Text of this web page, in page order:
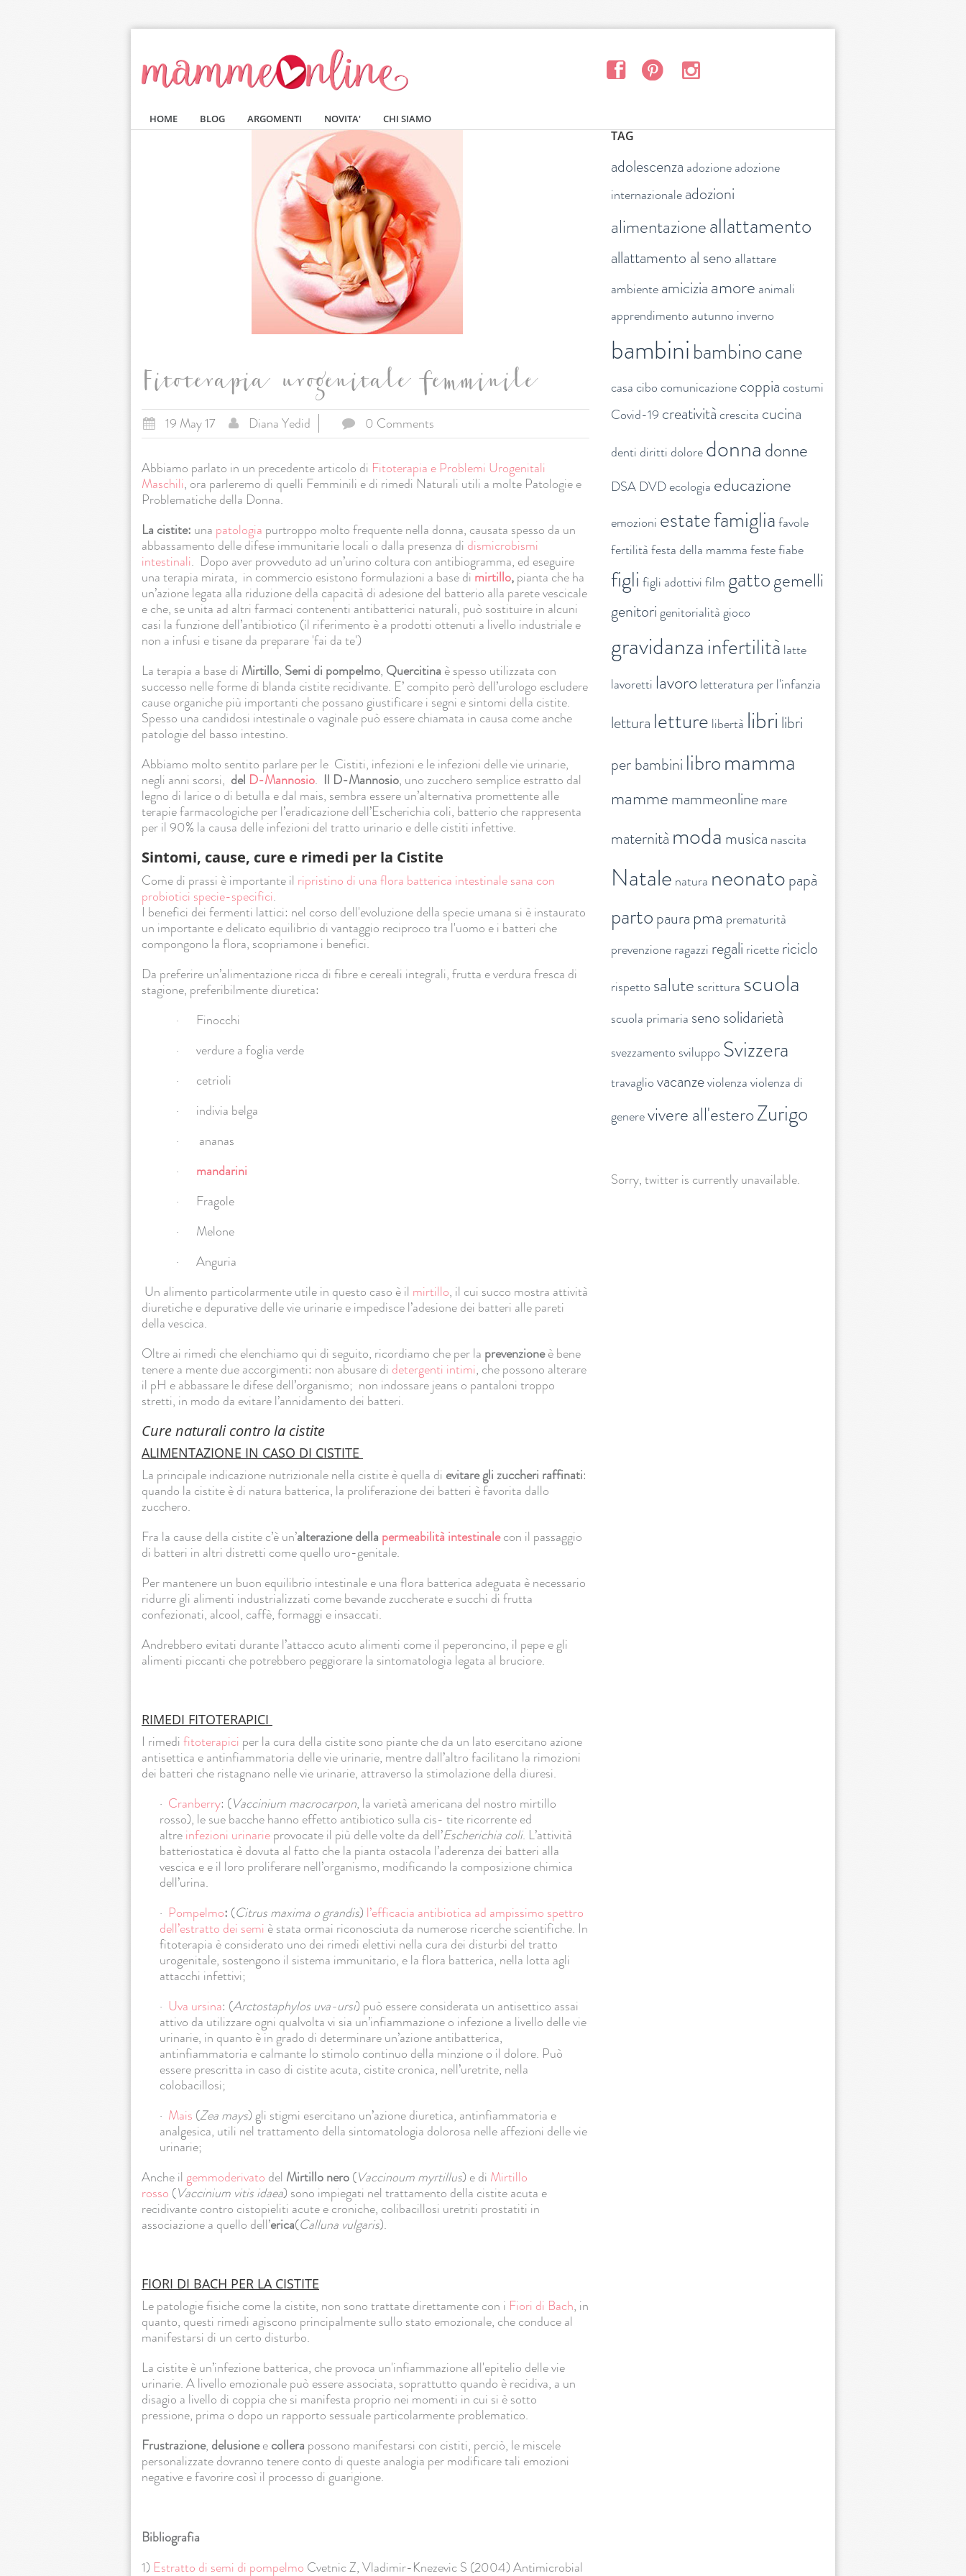
HOME BLOG ARGOMENTI NOVITA' CHI SIAMO
Fitoterapia urogenitale femminile
19 May 17 Diana Yedid 0 Comments
Abbiamo parlato in un precedente articolo di Fitoterapia e Problemi Urogenitali
Maschili, ora parleremo di quelli Femminili e di rimedi Naturali utili a molte Patologie e
Problematiche della Donna.
La cistite: una patologia purtroppo molto frequente nella donna, causata spesso da un
abbassamento delle difese immunitarie locali o dalla presenza di dismicrobismi
intestinali. Dopo aver provveduto ad un’urino coltura con antibiogramma, ed eseguire
una terapia mirata, in commercio esistono formulazioni a base di mirtillo,pianta che ha
un’azione legata alla riduzione della capacità di adesione del batterio alla parete vescicale
e che, se unita ad altri farmaci contenenti antibatterici naturali, può sostituire in alcuni
casi la funzione dell’antibiotico (il riferimento è a prodotti ottenuti a livello industriale e
non a infusi e tisane da preparare 'fai da te')
La terapia a base di Mirtillo, Semi di pompelmo, Quercitina è spesso utilizzata con
successo nelle forme di blanda cistite recidivante. E’ compito però dell’urologo escludere
cause organiche più importanti che possano giustificare i segni e sintomi della cistite.
Spesso una candidosi intestinale o vaginale può essere chiamata in causa come anche
patologie del basso intestino.
Abbiamo molto sentito parlare per le Cistiti, infezioni e le infezioni delle vie urinarie,
negli anni scorsi, del D-Mannosio. Il D-Mannosio, uno zucchero semplice estratto dal
legno di larice o di betulla e dal mais, sembra essere un’alternativa promettente alle
terapie farmacologiche per l’eradicazione dell’Escherichia coli, batterio che rappresenta
per il 90% la causa delle infezioni del tratto urinario e delle cistiti infettive.
Sintomi, cause, cure e rimedi per la Cistite
Come di prassi è importante il ripristino di una flora batterica intestinale sana con
probiotici specie-specifici.
I benefici dei fermenti lattici: nel corso dell'evoluzione della specie umana si è instaurato
un importante e delicato equilibrio di vantaggio reciproco tra l'uomo e i batteri che
compongono la flora, scopriamone i benefici.
Da preferire un’alimentazione ricca di fibre e cereali integrali, frutta e verdura fresca di
stagione, preferibilmente diuretica:
· Finocchi
· verdure a foglia verde
· cetrioli
· indivia belga
· ananas
· mandarini
· Fragole
· Melone
· Anguria
Un alimento particolarmente utile in questo caso è il mirtillo, il cui succo mostra attività
diuretiche e depurative delle vie urinarie e impedisce l’adesione dei batteri alle pareti
della vescica.
Oltre ai rimedi che elenchiamo qui di seguito, ricordiamo che per la prevenzioneè bene
tenere a mente due accorgimenti: non abusare di detergenti intimi, che possono alterare
il pH e abbassare le difese dell’organismo; non indossare jeans o pantaloni troppo
stretti, in modo da evitare l’annidamento dei batteri.
Cure naturali contro la cistite
ALIMENTAZIONE IN CASO DI CISTITE
La principale indicazione nutrizionale nella cistite è quella di evitare gli zuccheri raffinati:
quando la cistite è di natura batterica, la proliferazione dei batteri è favorita dallo
zucchero.
Fra la cause della cistite c’è un’alterazione della permeabilità intestinalecon il passaggio
di batteri in altri distretti come quello uro-genitale.
Per mantenere un buon equilibrio intestinale e una flora batterica adeguata è necessario
ridurre gli alimenti industrializzati come bevande zuccherate e succhi di frutta
confezionati, alcool, caffè, formaggi e insaccati.
Andrebbero evitati durante l’attacco acuto alimenti come il peperoncino, il pepe e gli
alimenti piccanti che potrebbero peggiorare la sintomatologia legata al bruciore.
RIMEDI FITOTERAPICI
I rimedifitoterapici per la cura della cistite sono piante che da un lato esercitano azione
antisettica e antinfiammatoria delle vie urinarie, mentre dall’altro facilitano la rimozioni
dei batteri che ristagnano nelle vie urinarie, attraverso la stimolazione della diuresi.
· Cranberry: (Vaccinium macrocarpon, la varietà americana del nostro mirtillo
rosso), le sue bacche hanno effetto antibiotico sulla cis- tite ricorrente ed
altreinfezioni urinarieprovocate il più delle volte da dell’Escherichia coli. L’attività
batteriostatica è dovuta al fatto che la pianta ostacola l’aderenza dei batteri alla
vescica e e il loro proliferare nell’organismo, modificando la composizione chimica
dell’urina.
· Pompelmo: (Citrus maxima o grandis) l’efficacia antibiotica ad ampissimo spettro
dell’estratto dei semi è stata ormai riconosciuta da numerose ricerche scientifiche. In
fitoterapia è considerato uno dei rimedi elettivi nella cura dei disturbi del tratto
urogenitale, sostengono il sistema immunitario, e la flora batterica, nella lotta agli
attacchi infettivi;
· Uva ursina: (Arctostaphylos uva-ursi) può essere considerata un antisettico assai
attivo da utilizzare ogni qualvolta vi sia un’infiammazione o infezione a livello delle vie
urinarie, in quanto è in grado di determinare un’azione antibatterica,
antinfiammatoria e calmante lo stimolo continuo della minzione o il dolore. Può
essere prescritta in caso di cistite acuta, cistite cronica, nell’uretrite, nella
colobacillosi;
· Mais (Zea mays) gli stigmi esercitano un’azione diuretica, antinfiammatoria e
analgesica, utili nel trattamento della sintomatologia dolorosa nelle affezioni delle vie
urinarie;
Anche il gemmoderivato del Mirtillo nero(Vaccinoum myrtillus) e di Mirtillo
rosso (Vaccinium vitis idaea) sono impiegati nel trattamento della cistite acuta e
recidivante contro cistopieliti acute e croniche, colibacillosi uretriti prostatiti in
associazione a quello dell’erica(Calluna vulgaris).
FIORI DI BACH PER LA CISTITE
Le patologie fisiche come la cistite, non sono trattate direttamente con i Fiori di Bach, in
quanto, questi rimedi agiscono principalmente sullo stato emozionale, che conduce al
manifestarsi di un certo disturbo.
La cistite è un’infezione batterica, che provoca un'infiammazione all'epitelio delle vie
urinarie. A livello emozionale può essere associata, soprattutto quando è recidiva, a un
disagio a livello di coppia che si manifesta proprio nei momenti in cui si è sotto
pressione, prima o dopo un rapporto sessuale particolarmente problematico.
Frustrazione, delusioneecollera possono manifestarsi con cistiti, perciò, le miscele
personalizzate dovranno tenere conto di queste analogia per modificare tali emozioni
negative e favorire così il processo di guarigione.
Bibliografia
1) Estratto di semi di pompelmo Cvetnic Z, Vladimir-Knezevic S (2004) Antimicrobial
TAG
adolescenza adozioneadozione
internazionaleadozioni
alimentazioneallattamento
allattamento al seno allattare
ambienteamiciziaamore animali
apprendimento autunno inverno
bambinibambinocane
casa cibo comunicazionecoppia costumi
Covid-19 creatività crescita cucina
denti diritti doloredonnadonne
DSA DVDecologia educazione
emozioni estatefamiglia favole
fertilità festa della mamma festefiabe
figli figli adottivi film gattogemelli
genitori genitorialità gioco
gravidanzainfertilità latte
lavoretti lavoroletteratura per l'infanzia
lettura letture libertà libri libri
per bambini libromamma
mammemammeonlinemare
maternità moda musica nascita
Natale natura neonatopapà
partopaura pma prematurità
prevenzioneragazzi regali ricettericiclo
rispetto salute scrittura scuola
scuola primaria senosolidarietà
svezzamento sviluppo Svizzera
travaglio vacanzeviolenza violenza di
generevivere all'esteroZurigo
Sorry, twitter is currently unavailable.